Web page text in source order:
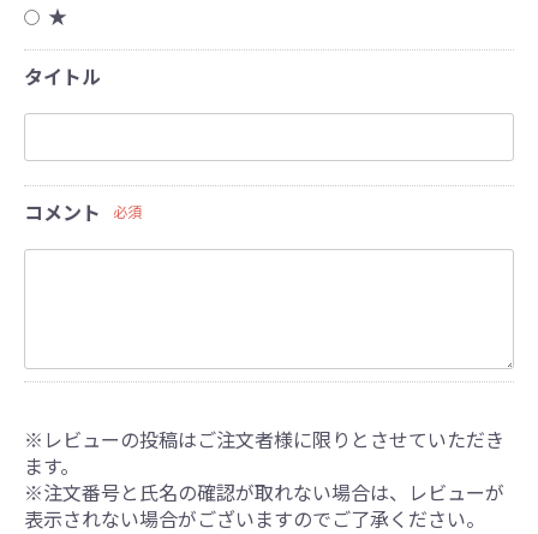
★
タイトル
コメント 必須
※レビューの投稿はご注文者様に限りとさせていただき
ます。
※注文番号と氏名の確認が取れない場合は、レビューが
表示されない場合がございますのでご了承ください。